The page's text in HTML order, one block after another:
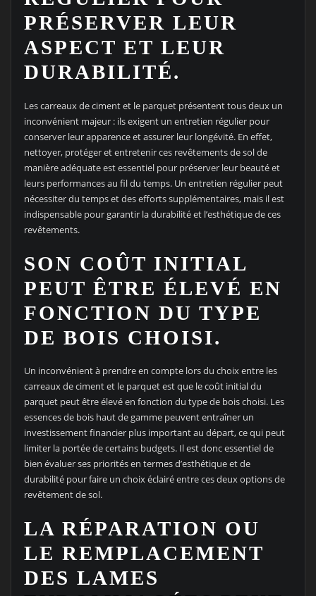
PRÉSERVER LEUR
ASPECT ET LEUR
DURABILITÉ.
Les carreaux de ciment et le parquet présentent tous deux un
inconvénient majeur : ils exigent un entretien régulier pour
conserver leur apparence et assurer leur longévité. En effet,
nettoyer, protéger et entretenir ces revêtements de sol de
manière adéquate est essentiel pour préserver leur beauté et
leurs performances au fil du temps. Un entretien régulier peut
nécessiter du temps et des efforts supplémentaires, mais il est
indispensable pour garantir la durabilité et l’esthétique de ces
revêtements.
SON COÛT INITIAL
PEUT ÊTRE ÉLEVÉ EN
FONCTION DU TYPE
DE BOIS CHOISI.
Un inconvénient à prendre en compte lors du choix entre les
carreaux de ciment et le parquet est que le coût initial du
parquet peut être élevé en fonction du type de bois choisi. Les
essences de bois haut de gamme peuvent entraîner un
investissement financier plus important au départ, ce qui peut
limiter la portée de certains budgets. Il est donc essentiel de
bien évaluer ses priorités en termes d’esthétique et de
durabilité pour faire un choix éclairé entre ces deux options de
revêtement de sol.
LA RÉPARATION OU
LE REMPLACEMENT
DES LAMES